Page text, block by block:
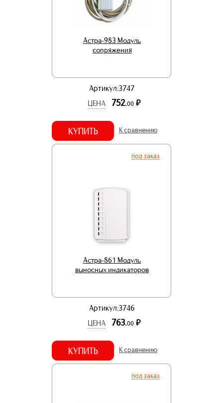
Астра-983 Модуль
сопряжения
Артикул:3747
ЦЕНА
752.00 р.
КУПИТЬ К сравнению
под заказ
Астра-861 Модуль
выносных индикаторов
Артикул:3746
ЦЕНА
763.00 р.
КУПИТЬ К сравнению
под заказ